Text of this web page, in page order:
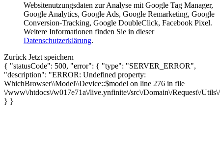
Websitenutzungsdaten zur Analyse mit Google Tag Manager,
Google Analytics, Google Ads, Google Remarketing, Google
Conversion-Tracking, Google DoubleClick, Facebook Pixel.
Weitere Informationen finden Sie in dieser
Datenschutzerklärung.
Zurück Jetzt speichern
{ "statusCode": 500, "error": { "type": "SERVER_ERROR",
"description": "ERROR: Undefined property:
WhichBrowser\\Model\\Device::$model on line 276 in file
\/www\/htdocs\/w017e71a\/live.ynfinite\/src\/Domain\/Request\/
} }